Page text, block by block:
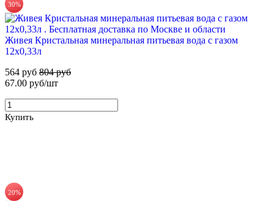
Для новых клиентов. Стартовый набор ХВАЛОВСКАЯ
Горная (2х19л) + USB помпа
699 руб2 160 руб
Купить
71%
30%
Живея Кристальная минеральная питьевая вода с газом
12х0,33л
564 руб 804 руб
67.00 руб/шт
Купить
20%